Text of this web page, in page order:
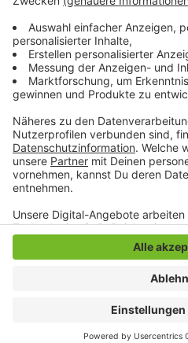
gezeigt, so Horn weiter.
Anzeige
Anzeige